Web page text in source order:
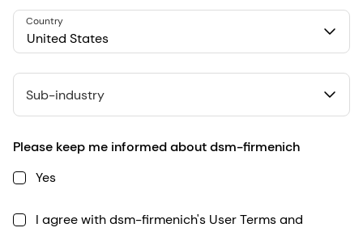
548 Market St Pmb 90375, San Francisco, California, US
United States
Country
Sub-industry
Please keep me informed about dsm-firmenich
Yes
I agree with dsm-firmenich's User Terms and